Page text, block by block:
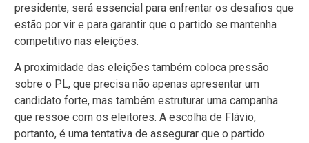
presidente, será essencial para enfrentar os desafios que
estão por vir e para garantir que o partido se mantenha
competitivo nas eleições.
A proximidade das eleições também coloca pressão
sobre o PL, que precisa não apenas apresentar um
candidato forte, mas também estruturar uma campanha
que ressoe com os eleitores. A escolha de Flávio,
portanto, é uma tentativa de assegurar que o partido